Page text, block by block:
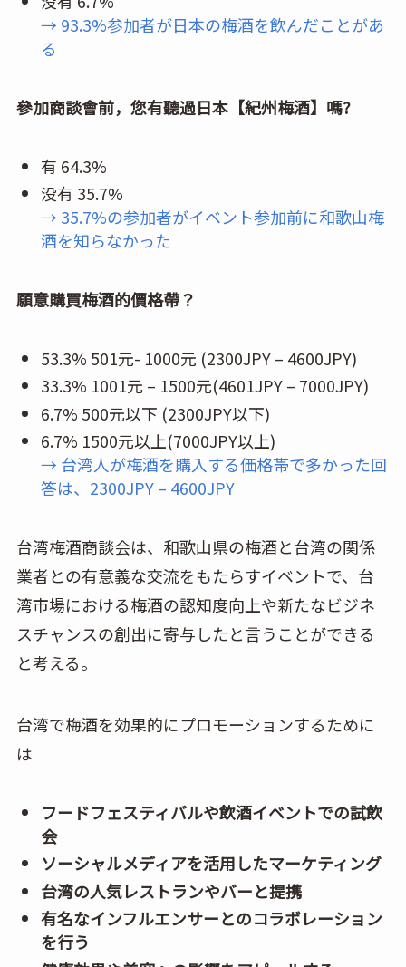
→ 93.3%参加者が日本の梅酒を飲んだことがあ
る
參加商談會前，您有聽過日本【紀州梅酒】嗎?
有 64.3%
没有 35.7%
→ 35.7%の参加者がイベント参加前に和歌山梅
酒を知らなかった
願意購買梅酒的價格帶？
53.3% 501元- 1000元 (2300JPY – 4600JPY)
33.3% 1001元 – 1500元(4601JPY – 7000JPY)
6.7% 500元以下 (2300JPY以下)
6.7% 1500元以上(7000JPY以上)
→ 台湾人が梅酒を購入する価格帯で多かった回
答は、2300JPY – 4600JPY
台湾梅酒商談会は、和歌山県の梅酒と台湾の関係
業者との有意義な交流をもたらすイベントで、台
湾市場における梅酒の認知度向上や新たなビジネ
スチャンスの創出に寄与したと言うことができる
と考える。
台湾で梅酒を効果的にプロモーションするために
は
フードフェスティバルや飲酒イベントでの試飲
会
ソーシャルメディアを活用したマーケティング
台湾の人気レストランやバーと提携
有名なインフルエンサーとのコラボレーション
を行う